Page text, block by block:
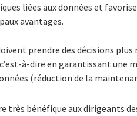
liées aux données et favorise
avantages.
prendre des décisions
à-dire en garantissant une
(réduction de la
très bénéfique aux dirigeants